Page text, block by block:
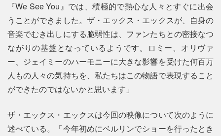
『We See You』では、積極的で熱心な人々とすぐに出会
うことができました。ザ・エックス・エックスが、自身の
音楽でむき出しにする脆弱性は、ファンたちとの密接なつ
ながりの基盤となっているようです。ロミー、オリヴァ
ー、ジェイミーのハーモニーに大きな影響を受けた何百万
人もの人々の気持ちを、私たちはこの物語で表現すること
ができたのではないかと思います」
ザ・エックス・エックスは今回の映像について次のように
述べている。「今年初めにベルリンでショーを行ったとき